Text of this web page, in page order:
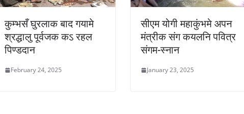
कुम्भसँ घुरलाक बाद गयामे
श्रद्धालु पूर्वजक कऽ रहल
पिण्डदान
February 24, 2025
सीएम योगी महाकुंभमे अपन
मंत्रीक संग कयलनि पवित्र
संगम-स्नान
January 23, 2025